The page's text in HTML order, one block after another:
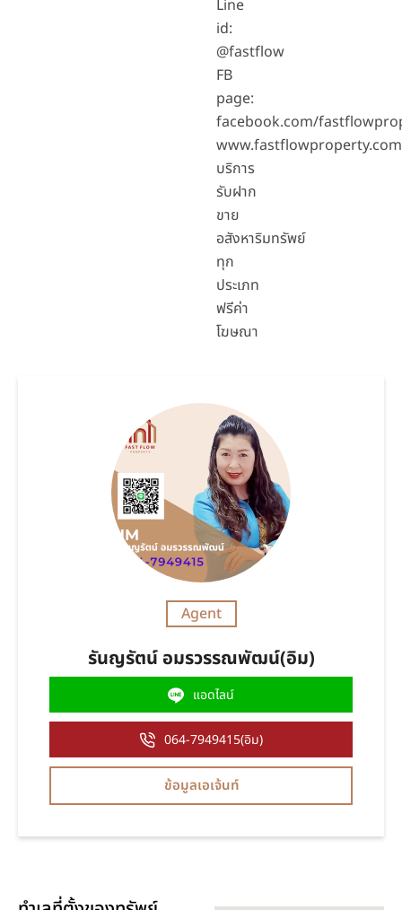
Line
id:
@fastflow
FB
page:
facebook.com/
www.fastflowproperty.com
บริการ
รับฝาก
ขาย
อสังหาริมทรัพย์
ทุก
ประเภท
ฟรีค่า
โฆษณา
Agent
รันญรัตน์ อมรวรรณพัฒน์(อิม)
แอดไลน์
064-7949415(อิม)
ข้อมูลเอเจ้นท์